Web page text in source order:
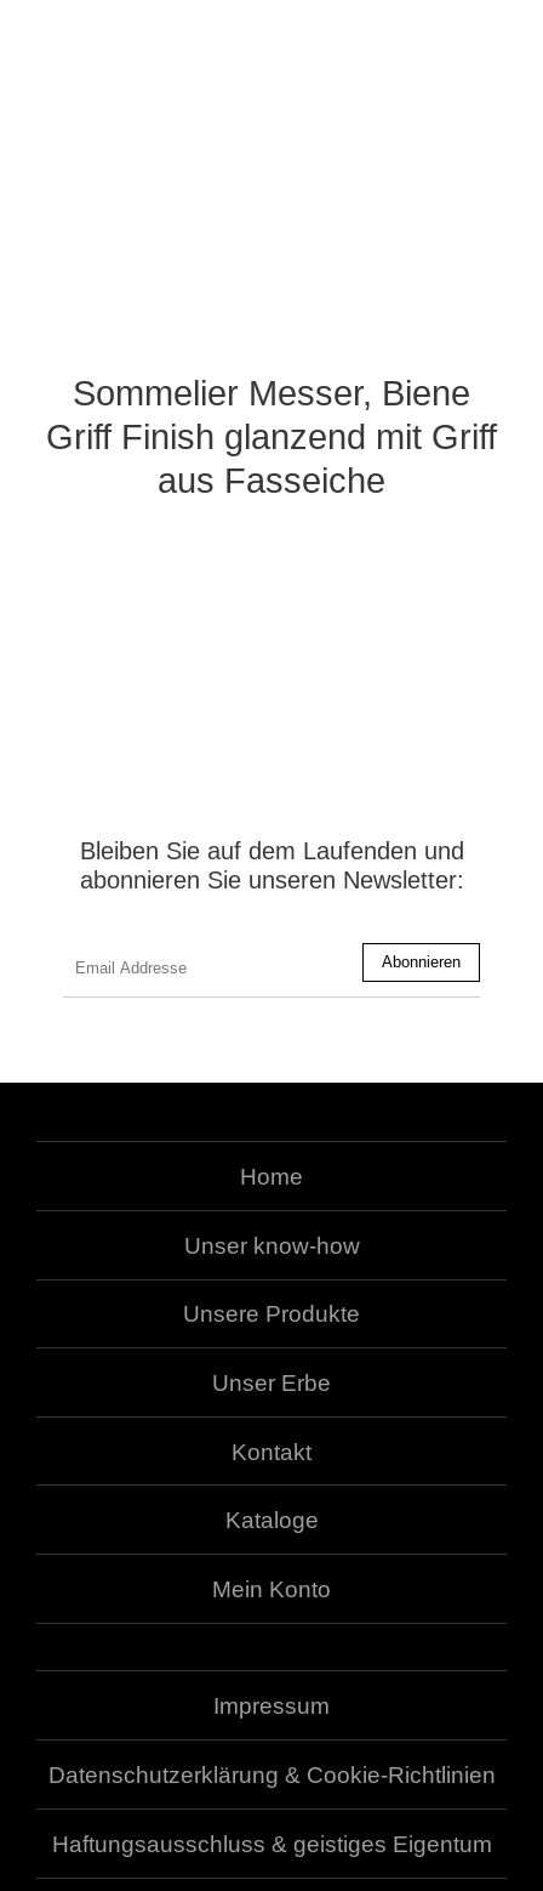
Sommelier Messer, Biene
Griff Finish glanzend mit Griff
aus Fasseiche
Bleiben Sie auf dem Laufenden und
abonnieren Sie unseren Newsletter:
Home
Unser know-how
Unsere Produkte
Unser Erbe
Kontakt
Kataloge
Mein Konto
Impressum
Datenschutzerklärung & Cookie-Richtlinien
Haftungsausschluss & geistiges Eigentum